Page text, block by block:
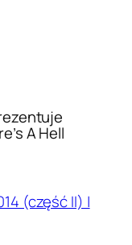
A Hell
(część II) |